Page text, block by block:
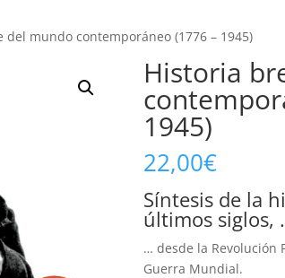
del mundo contemporáneo (1776 – 1945)
Historia
1945)
22,00€
Síntesis de la
últimos siglos,
… desde la Revolución
Guerra Mundial.